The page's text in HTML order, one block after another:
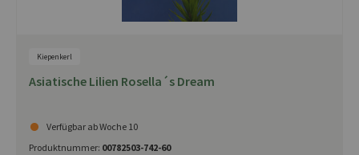
Kiepenkerl
Asiatische Lilien Rosella´s Dream
Verfügbar ab Woche 10
Produktnummer: 00782503-742-60